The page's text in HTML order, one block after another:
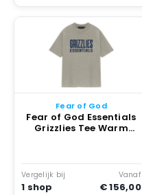
Fear of God
Fear of God Essentials
Grizzlies Tee Warm
Vergelijk bij
1 shop
Vanaf
€ 156,00